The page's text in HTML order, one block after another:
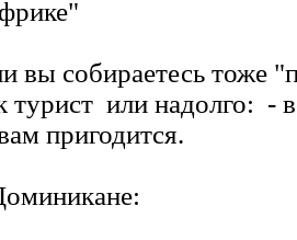
вы собираетесь тоже
турист или надолго: -
пригодится.